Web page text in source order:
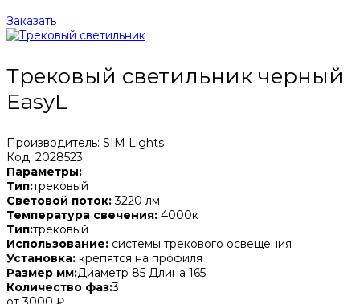
Заказать
Трековый светильник черный
EasyL
Производитель: SIM Lights
Код: 2028523
Параметры:
Тип:трековый
Световой поток:3220 лм
Температура свечения: 4000к
Тип:трековый
Использование: системы трекового освещения
Установка: крепятся на профиля
Размер мм:Диаметр 85 Длина 165
Количество фаз:3